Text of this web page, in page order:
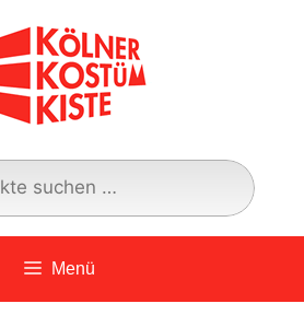
nach:
Menü